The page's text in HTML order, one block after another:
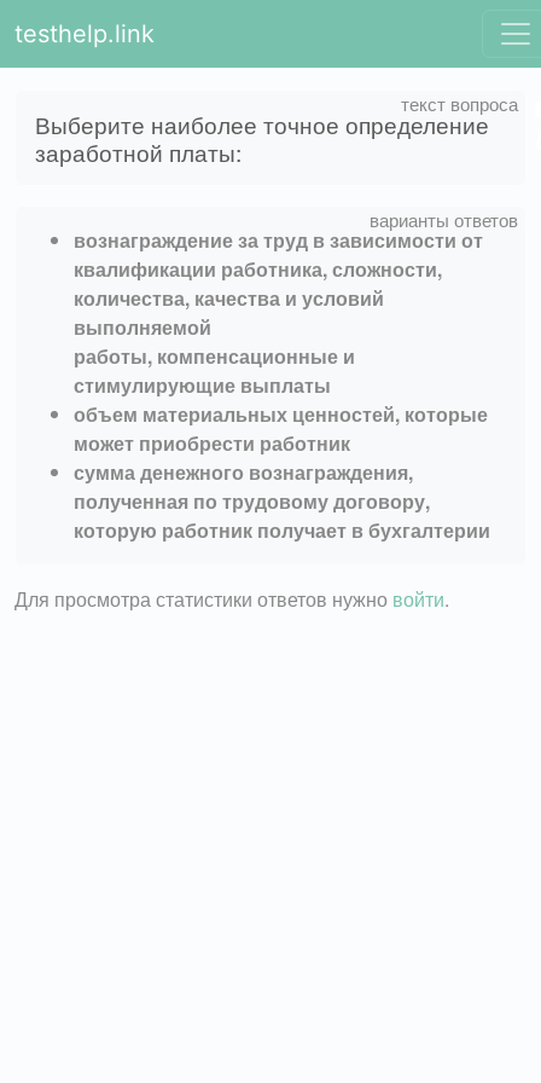
testhelp.link
Выберите наиболее точное определение
заработной платы:
вознаграждение за труд в зависимости от
квалификации работника, сложности,
количества, качества и условий
выполняемой
работы, компенсационные и
стимулирующие выплаты
объем материальных ценностей, которые
может приобрести работник
сумма денежного вознаграждения,
полученная по трудовому договору,
которую работник получает в бухгалтерии
Для просмотра статистики ответов нужно войти.